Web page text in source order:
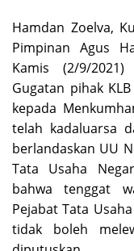
Hamdan Zoelva,
Pimpinan Agus
Kamis (2/9/
Gugatan pihak
kepada
telah kadaluarsa
berlandaskan UU
Tata Usaha
bahwa tenggat
Pejabat Tata
tidak boleh